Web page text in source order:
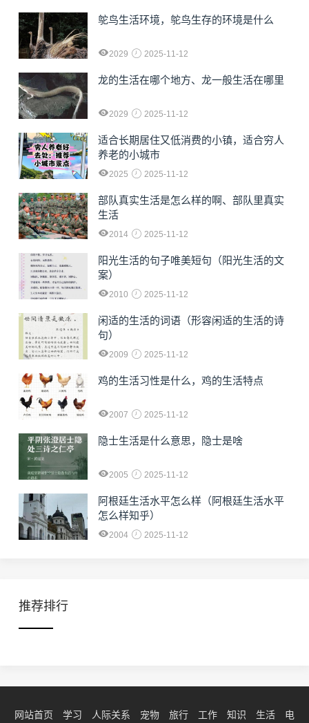
鸵鸟生活环境，鸵鸟生存的环境是什么
2029 2025-11-12
龙的生活在哪个地方、龙一般生活在哪里
2029 2025-11-12
适合长期居住又低消费的小镇，适合穷人
养老的小城市
2025 2025-11-12
部队真实生活是怎么样的啊、部队里真实
生活
2014 2025-11-12
阳光生活的句子唯美短句（阳光生活的文
案）
2010 2025-11-12
闲适的生活的词语（形容闲适的生活的诗
句）
2009 2025-11-12
鸡的生活习性是什么，鸡的生活特点
2007 2025-11-12
隐士生活是什么意思，隐士是啥
2005 2025-11-12
阿根廷生活水平怎么样（阿根廷生活水平
怎么样知乎）
2004 2025-11-12
推荐排行
网站首页 学习 人际关系 宠物 旅行 工作 知识 生活 电